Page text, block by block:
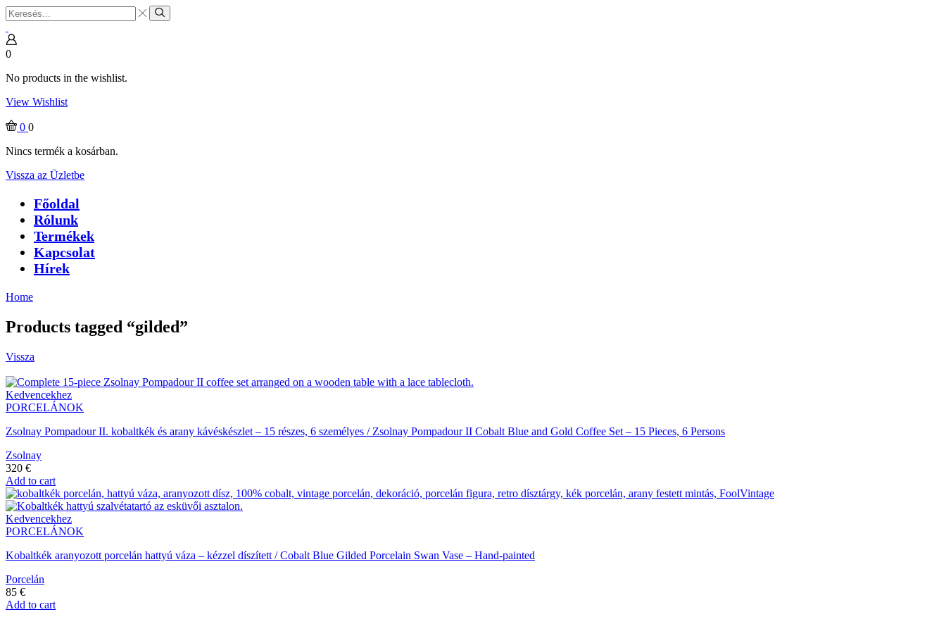
Search
input
Search
0
No products in the wishlist.
View Wishlist
0 0
Nincs termék a kosárban.
Vissza az Üzletbe
Főoldal
Rólunk
Termékek
Kapcsolat
Hírek
Home
Products tagged “gilded”
Vissza
Kedvencekhez
PORCELÁNOK
Zsolnay Pompadour II. kobaltkék és arany kávéskészlet – 15 részes, 6 személyes / Zsolnay Pompadour II Cobalt Blue and Gold Coffee Set – 15 Pieces, 6 Persons
Zsolnay
320 €
Add to cart
Kedvencekhez
PORCELÁNOK
Kobaltkék aranyozott porcelán hattyú váza – kézzel díszített / Cobalt Blue Gilded Porcelain Swan Vase – Hand-painted
Porcelán
85 €
Add to cart